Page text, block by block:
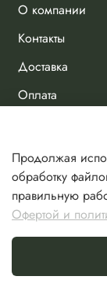
О компании
Контакты
Доставка
Оплата
Избранное
Сравнение
Корзина
Сделано в Хезар
Продолжая
обработку
правильную
Офертой и